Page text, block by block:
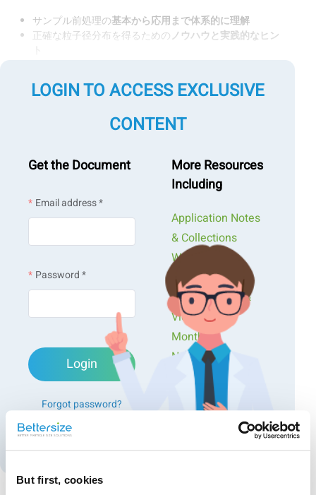
But first, cookies
サンプル前処理の基本から応用まで体系的に理解
正確な粒子径分布を得るためのノウハウと実践的なヒン
るLOGIN TO ACCESS EXCLUSIVE
CONTENT
Get the Document
Email address *
Password *
Login
Forgot password?
Create an account
More Resources
Including
Application Notes
& Collections
Webinars &
Workshops
Presentations &
Videos
Monthly
Newsletters
Exclusive Events...